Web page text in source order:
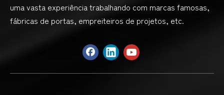
uma vasta experiência trabalhando com marcas famosas,
fábricas de portas, empreiteiros de projetos, etc.